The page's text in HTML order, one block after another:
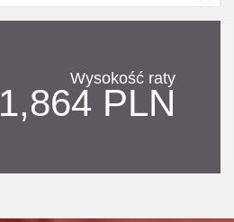
Wysokość raty
1,864 PLN